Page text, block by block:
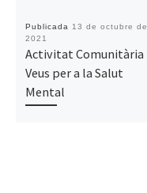
Publicada
13 de octubre de
2021
Activitat Comunitària
Veus per a la Salut
Mental